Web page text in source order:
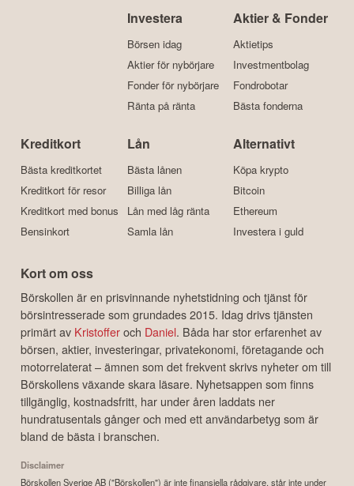
Investera
Börsen idag
Aktier för nybörjare
Fonder för nybörjare
Ränta på ränta
Aktier & Fonder
Aktietips
Investmentbolag
Fondrobotar
Bästa fonderna
Kreditkort
Bästa kreditkortet
Kreditkort för resor
Kreditkort med bonus
Bensinkort
Lån
Bästa lånen
Billiga lån
Lån med låg ränta
Samla lån
Alternativt
Köpa krypto
Bitcoin
Ethereum
Investera i guld
Kort om oss
Börskollen är en prisvinnande nyhetstidning och tjänst för
börsintresserade som grundades 2015. Idag drivs tjänsten
primärt av Kristofferoch Daniel. Båda har stor erfarenhet av
börsen, aktier, investeringar, privatekonomi, företagande och
motorrelaterat – ämnen som det frekvent skrivs nyheter om till
Börskollens växande skara läsare. Nyhetsappen som finns
tillgänglig, kostnadsfritt, har under åren laddats ner
hundratusentals gånger och med ett användarbetyg som är
bland de bästa i branschen.
Disclaimer
Börskollen Sverige AB ("Börskollen") är inte finansiella rådgivare, står inte under